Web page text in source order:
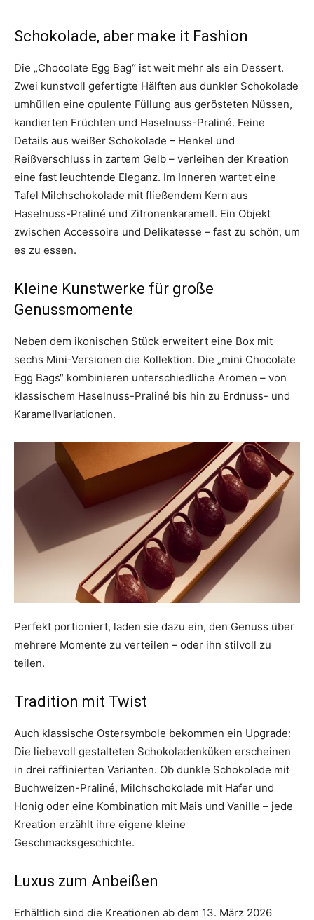
Schokolade, aber make it Fashion
Die „Chocolate Egg Bag“ ist weit mehr als ein Dessert.
Zwei kunstvoll gefertigte Hälften aus dunkler Schokolade
umhüllen eine opulente Füllung aus gerösteten Nüssen,
kandierten Früchten und Haselnuss-Praliné. Feine
Details aus weißer Schokolade – Henkel und
Reißverschluss in zartem Gelb – verleihen der Kreation
eine fast leuchtende Eleganz. Im Inneren wartet eine
Tafel Milchschokolade mit fließendem Kern aus
Haselnuss-Praliné und Zitronenkaramell. Ein Objekt
zwischen Accessoire und Delikatesse – fast zu schön, um
es zu essen.
Kleine Kunstwerke für große
Genussmomente
Neben dem ikonischen Stück erweitert eine Box mit
sechs Mini-Versionen die Kollektion. Die „mini Chocolate
Egg Bags“ kombinieren unterschiedliche Aromen – von
klassischem Haselnuss-Praliné bis hin zu Erdnuss- und
Karamellvariationen.
Perfekt portioniert, laden sie dazu ein, den Genuss über
mehrere Momente zu verteilen – oder ihn stilvoll zu
teilen.
Tradition mit Twist
Auch klassische Ostersymbole bekommen ein Upgrade:
Die liebevoll gestalteten Schokoladenküken erscheinen
in drei raffinierten Varianten. Ob dunkle Schokolade mit
Buchweizen-Praliné, Milchschokolade mit Hafer und
Honig oder eine Kombination mit Mais und Vanille – jede
Kreation erzählt ihre eigene kleine
Geschmacksgeschichte.
Luxus zum Anbeißen
Erhältlich sind die Kreationen ab dem 13. März 2026